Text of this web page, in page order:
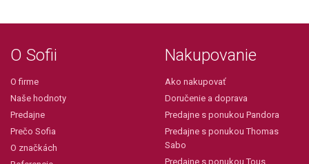
O Sofii
O firme
Naše hodnoty
Predajne
Prečo Sofia
O značkách
Nakupovanie
Ako nakupovať
Doručenie a doprava
Predajne s ponukou Pandora
Predajne s ponukou Thomas
Sabo
Predajne s ponukou Tous